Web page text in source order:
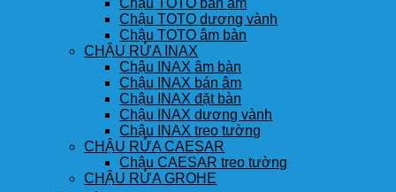
Chậu TOTO bán âm
Chậu TOTO dương vành
Chậu TOTO âm bàn
CHẬU RỬA INAX
Chậu INAX âm bàn
Chậu INAX bán âm
Chậu INAX đặt bàn
Chậu INAX dương vành
Chậu INAX treo tường
CHẬU RỬA CAESAR
Chậu CAESAR treo tường
CHẬU RỬA GROHE